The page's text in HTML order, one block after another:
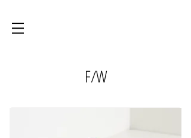
F/W